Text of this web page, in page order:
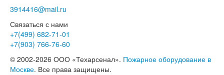
3914416@mail.ru
Связаться с нами
+7(499) 682-71-01
+7(903) 766-76-60
© 2002-2026 ООО «Техарсенал». Пожарное оборудование в
Москве. Все права защищены.